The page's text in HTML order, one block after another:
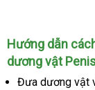
Hướng dẫn
dương vật
Đưa dương vật